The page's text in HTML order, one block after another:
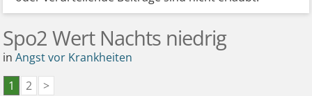
Spo2 Wert Nachts niedrig
inAngst vor Krankheiten
1
2 >